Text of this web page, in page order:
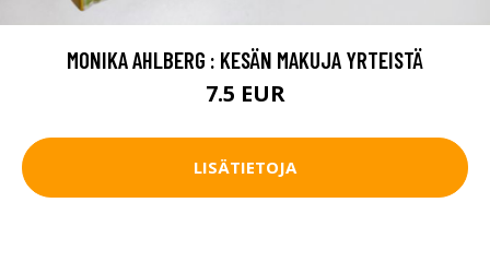
MONIKA AHLBERG : KESÄN MAKUJA YRTEISTÄ
7.5 EUR
LISÄTIETOJA